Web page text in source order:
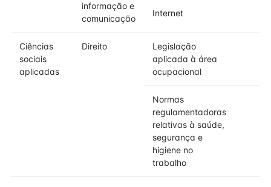
informação e
comunicação
Internet
Ciências
sociais
aplicadas
Direito
Legislação
aplicada à área
ocupacional
Normas
regulamentadoras
relativas à saúde,
segurança e
higiene no
trabalho